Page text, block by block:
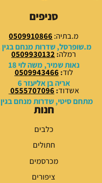
סניפים
מ.בתיה: 0509910866
מ.שופרסל, שדרות מנחם בגין 2
רמלה:
0509930132
נאות שמיר, משה לוי 18
לוד:
0509943466
אריה בן אליעזר 6
אשדוד:
0555707096
מתחם סיטי, שדרות מנחם בגין 7
חנות
כלבים
חתולים
מכרסמים
ציפורים